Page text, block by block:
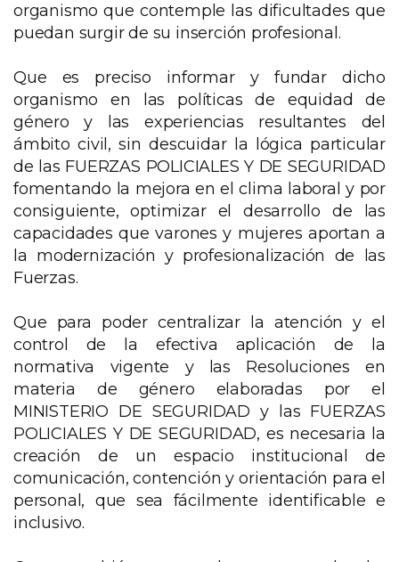
organismo que contemple las dificultades que
puedan surgir de su inserción profesional.
Que es preciso informar y fundar dicho
organismo en las políticas de equidad de
género y las experiencias resultantes del
ámbito civil, sin descuidar la lógica particular
de las FUERZAS POLICIALES Y DE SEGURIDAD
fomentando la mejora en el clima laboral y por
consiguiente, optimizar el desarrollo de las
capacidades que varones y mujeres aportan a
la modernización y profesionalización de las
Fuerzas.
Que para poder centralizar la atención y el
control de la efectiva aplicación de la
normativa vigente y las Resoluciones en
materia de género elaboradas por el
MINISTERIO DE SEGURIDAD y las FUERZAS
POLICIALES Y DE SEGURIDAD, es necesaria la
creación de un espacio institucional de
comunicación, contención y orientación para el
personal, que sea fácilmente identificable e
inclusivo.